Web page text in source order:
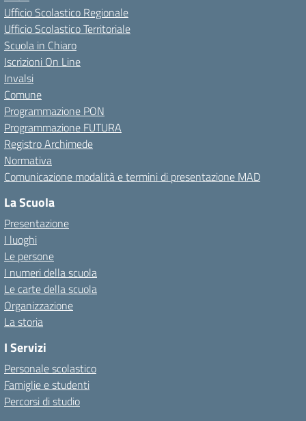
Ufficio Scolastico Regionale
Ufficio Scolastico Territoriale
Scuola in Chiaro
Iscrizioni On Line
Invalsi
Comune
Programmazione PON
Programmazione FUTURA
Registro Archimede
Normativa
Comunicazione modalità e termini di presentazione MAD
La Scuola
Presentazione
I luoghi
Le persone
I numeri della scuola
Le carte della scuola
Organizzazione
La storia
I Servizi
Personale scolastico
Famiglie e studenti
Percorsi di studio